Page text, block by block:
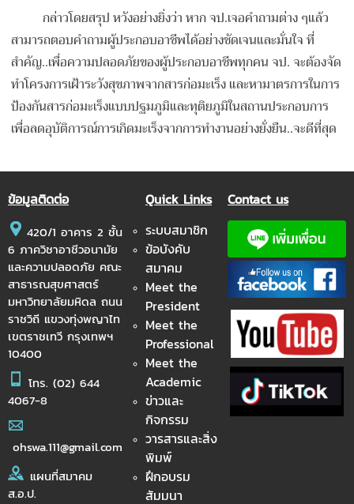
กล่าวโดยสรุป หวังอย่างยิ่งว่า หาก จป.เจอคำถามต่าง ๆแล้ว
สามารถตอบคำถามผู้ประกอบอาชีพได้อย่างชัดเจนและมั่นใจ ที่
สำคัญ..เพื่อความปลอดภัยของผู้ประกอบอาชีพทุกคน จป. จะต้องจัด
ทำโครงการเฝ้าระวังสุขภาพจากสารก่อมะเร็ง และหามาตรการในการ
ป้องกันสารก่อมะเร็งแบบปฐมภูมิและทุติยภูมิในสถานประกอบการ
เพื่อลดอุบัติการณ์การเกิดมะเร็งจากการทำงานอย่างยั่งยืน..จะดีที่สุด
ข้อมูลติดต่อ
420/1 อาคาร 2 ชั้น
6 ภาควิชาอาชีวอนามัย
และความปลอดภัย คณะ
สาธารณสุขศาสตร์
มหาวิทยาลัยมหิดล ถนน
ราชวิถี แขวงทุ่งพญาไท
เขตราชเทวี กรุงเทพฯ
10400
โทร. (02) 644
4067-8
ohswa.111@gmail.com
แผนที่สมาคม
ส.อ.ป.
Quick Links
ระบบสมาชิก
ข้อบังคับ
สมาคม
Meet the
President
Meet the
Professional
Meet the
Academic
ข่าวและ
กิจกรรม
วารสารและสิ่ง
พิมพ์
ฝึกอบรม
สัมมนา
Contact us